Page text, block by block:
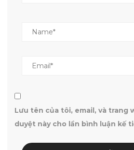
Lưu tên của tôi, email, và trang
duyệt này cho lần bình luận kế